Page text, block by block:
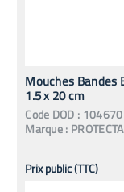
Mouches Bandes
1.5 x 20 cm
Code DOD : 104670
Marque : PROTECTA
Prix public (TTC)